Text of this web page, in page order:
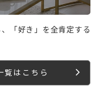
「好き」を全肯定する
覧はこちら